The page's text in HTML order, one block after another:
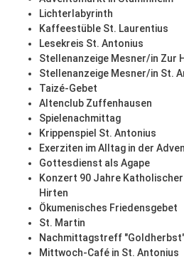
Lichterlabyrinth
Kaffeestüble St. Laurentius
Lesekreis St. Antonius
Stellenanzeige Mesner/in Zur
Stellenanzeige Mesner/in St.
Taizé-Gebet
Altenclub Zuffenhausen
Spielenachmittag
Krippenspiel St. Antonius
Exerziten im Alltag in der
Gottesdienst als Agape
Konzert 90 Jahre
Hirten
Ökumenisches Friedensgebet
St. Martin
Nachmittagstreff
Mittwoch-Café in St. Antonius